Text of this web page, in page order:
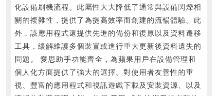
化設備刷機流程。此屬性大大降低了通常與設備閃爍相
關的複雜性，提供了為提高效率而創建的流暢體驗。此
外，該應用程式還提供先進的備份和復原以及資料遷移
工具，緩解維護多個裝置或進行重大更新後資料遺失的
問題。 愛思助手功能齊全，為蘋果用戶在設備管理和
個人化方面提供了強大的選擇。對使用者友善性的重
視、豐富的應用程式和視訊遊戲下載及安裝資源、以及